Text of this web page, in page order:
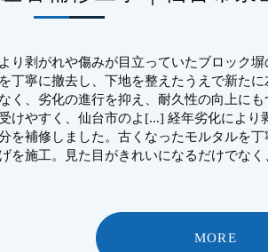
り剥がれや傷みが目立っていたブロック
丁寧に撤去し、下地を整えたうえで新た
く、劣化の進行を抑え、耐久性の向上に
けやすく、仙台市のよ[...] 経年劣化によ
を補修しました。古くなったモルタルを
を施工。見た目がきれいになるだけでな
MORE